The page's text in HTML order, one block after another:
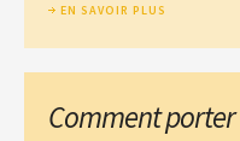
EN SAVOIR PLUS
Comment porter